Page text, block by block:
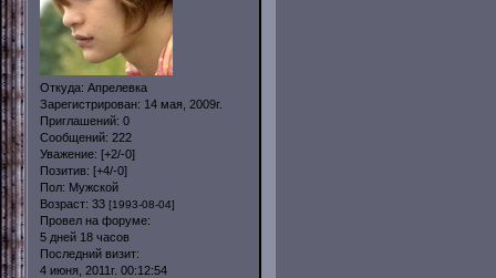
Откуда: Апрелевка
Зарегистрирован: 14 мая, 2009г.
Приглашений: 0
Сообщений: 222
Уважение: [+2/-0]
Позитив: [+4/-0]
Пол: Мужской
Возраст: 33 [1993-08-04]
Провел на форуме:
5 дней 18 часов
Последний визит:
4 июня, 2011г. 00:12:54